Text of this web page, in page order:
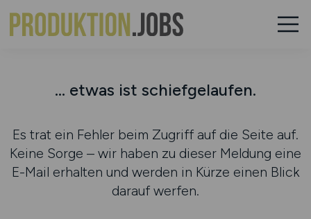
... etwas ist schiefgelaufen.
Es trat ein Fehler beim Zugriff auf die Seite auf.
Keine Sorge – wir haben zu dieser Meldung eine
E-Mail erhalten und werden in Kürze einen Blick
darauf werfen.